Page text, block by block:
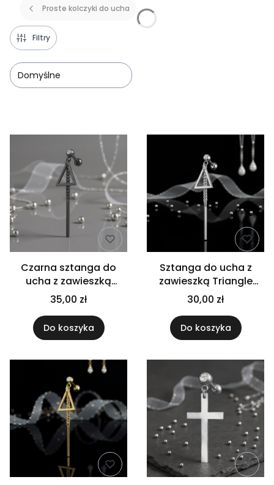
Proste kolczyki do ucha
Filtry
Domyślne
Czarna sztanga do
ucha z zawieszką
Triangle Dangle
35,00 zł
Do koszyka
Sztanga do ucha z
zawieszką Triangle
Dangle
30,00 zł
Do koszyka